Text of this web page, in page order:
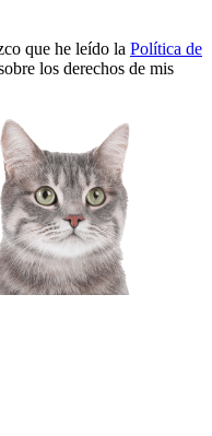
que he leído la Política de
los derechos de mis